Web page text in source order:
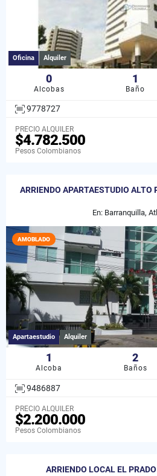
Oficina Alquiler
0
Alcobas
1
Baño
9778727
PRECIO ALQUILER
$4.782.500
Pesos Colombianos
ARRIENDO APARTAESTUDIO ALTO
En: Barranquilla,
AMOBLADO
Apartaestudio Alquiler
1
Alcoba
2
Baños
9486887
PRECIO ALQUILER
$2.200.000
Pesos Colombianos
ARRIENDO LOCAL EL